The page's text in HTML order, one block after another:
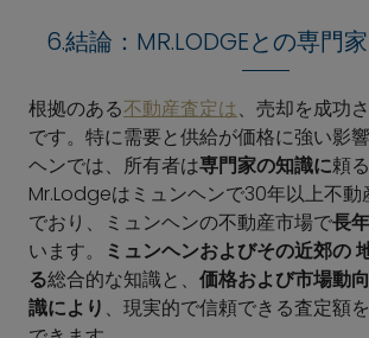
6.結論：MR.LODGEとの専門
根拠のある不動産査定は、売却を成功
です。特に需要と供給が価格に強い影
ヘンでは、所有者は専門家の知識に頼
Mr.Lodgeはミュンヘンで30年以上不動
でおり、ミュンヘンの不動産市場で長
います。
ミュンヘンおよびその近郊の
る総合的な知識と、 価格および市場動
識により 、現実的で信頼できる査定額